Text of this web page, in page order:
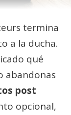
termina
a la ducha.
qué
abandonas
post
opcional,